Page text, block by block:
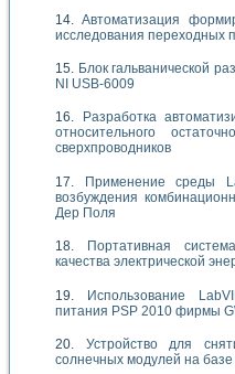
Автоматизация
исследования переходных
Блок гальванической
NI USB-6009
Разработка
относительного
сверхпроводников
Применение среды
возбуждения
Дер Поля
Портативная
качества электрической
Использование
питания PSP 2010 фирмы
Устройство для
солнечных модулей на